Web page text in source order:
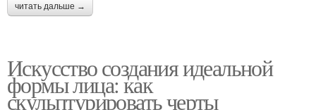
читать дальше →
Искусство создания идеальной
формы лица: как
скульптурировать черты